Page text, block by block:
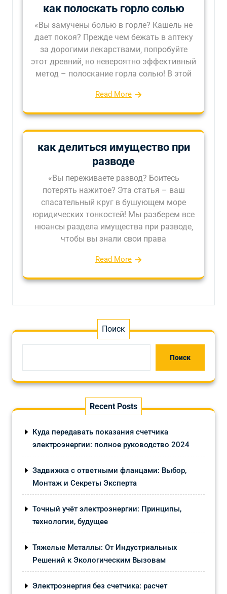
как полоскать горло солью
«Вы замучены болью в горле? Кашель не
дает покоя? Прежде чем бежать в аптеку
за дорогими лекарствами‚ попробуйте
этот древний‚ но невероятно эффективный
метод – полоскание горла солью! В этой
Read More
как делиться имущество при
разводе
«Вы переживаете развод? Боитесь
потерять нажитое? Эта статья – ваш
спасательный круг в бушующем море
юридических тонкостей! Мы разберем все
нюансы раздела имущества при разводе‚
чтобы вы знали свои права
Read More
Поиск
Поиск
Recent Posts
Куда передавать показания счетчика
электроэнергии: полное руководство 2024
Задвижка с ответными фланцами: Выбор,
Монтаж и Секреты Эксперта
Точный учёт электроэнергии: Принципы,
технологии, будущее
Тяжелые Металлы: От Индустриальных
Решений к Экологическим Вызовам
Электроэнергия без счетчика: расчет